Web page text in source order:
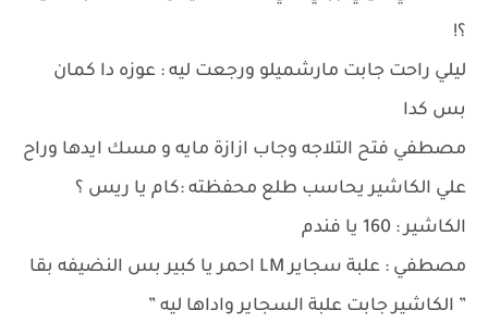
؟!
ليلي راحت جابت مارشميلو ورجعت ليه : عوزه دا كمان
بس كدا
مصطفي فتح التلاجه وجاب ازازة مايه و مسك ايدها وراح
علي الكاشير يحاسب طلع محفظته :كام يا ريس ؟
الكاشير : 160 يا فندم
مصطفي : علبة سجاير LM احمر يا كبير بس النضيفه بقا
” الكاشير جابت علبة السجاير واداها ليه ”